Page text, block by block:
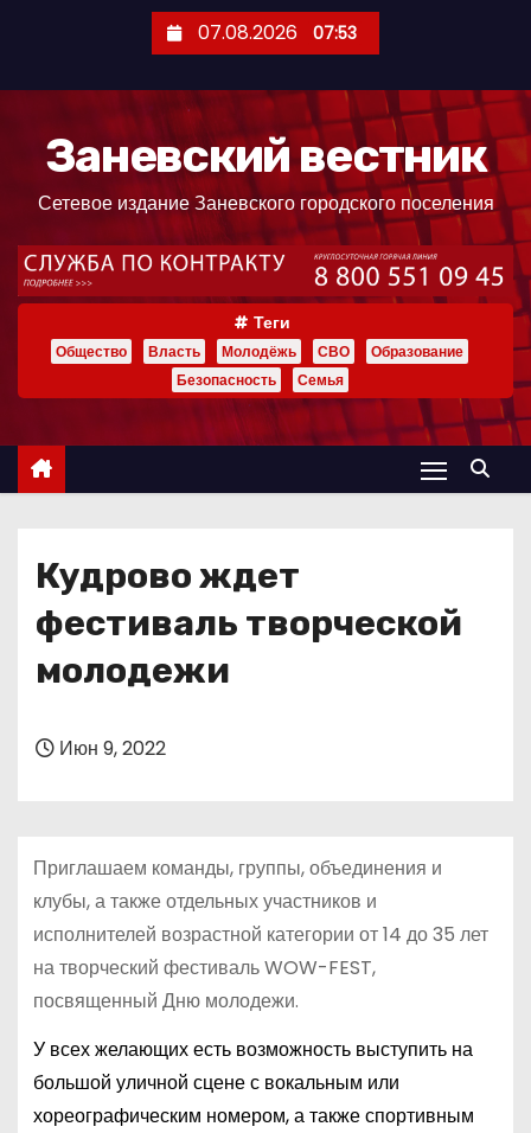
ж
07.08.2026 07:53
Заневский вестник
Сетевое издание Заневского городского поселения
Теги
Общество Власть Молодёжь СВО
Образование
Безопасность
Семья
Кудрово ждет
фестиваль творческой
молодежи
Июн 9, 2022
Приглашаем команды, группы, объединения и
клубы, а также отдельных участников и
исполнителей возрастной категории от 14 до 35 лет
на творческий фестиваль WOW-FEST,
посвященный Дню молодежи.
У всех желающих есть возможность выступить на
большой уличной сцене с вокальным или
хореографическим номером, а также спортивным